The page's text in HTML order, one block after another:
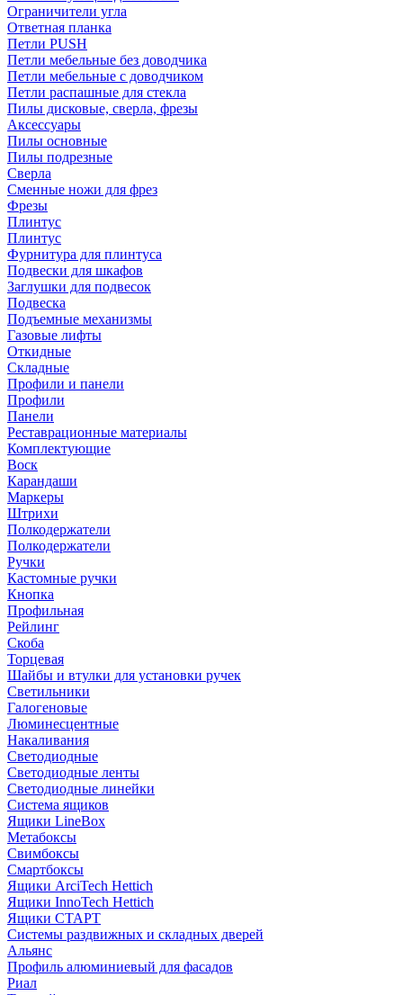
Ограничители угла
Ответная планка
Петли PUSH
Петли мебельные без доводчика
Петли мебельные с доводчиком
Петли распашные для стекла
Пилы дисковые, сверла, фрезы
Аксессуары
Пилы основные
Пилы подрезные
Сверла
Сменные ножи для фрез
Фрезы
Плинтус
Плинтус
Фурнитура для плинтуса
Подвески для шкафов
Заглушки для подвесок
Подвеска
Подъемные механизмы
Газовые лифты
Откидные
Складные
Профили и панели
Профили
Панели
Реставрационные материалы
Комплектующие
Воск
Карандаши
Маркеры
Штрихи
Полкодержатели
Полкодержатели
Ручки
Кастомные ручки
Кнопка
Профильная
Рейлинг
Скоба
Торцевая
Шайбы и втулки для установки ручек
Светильники
Галогеновые
Люминесцентные
Накаливания
Светодиодные
Светодиодные ленты
Светодиодные линейки
Система ящиков
Ящики LineBox
Метабоксы
Свимбоксы
Смартбоксы
Ящики ArciTech Hettich
Ящики InnoTech Hettich
Ящики СТАРТ
Системы раздвижных и складных дверей
Альянс
Профиль алюминиевый для фасадов
Риал